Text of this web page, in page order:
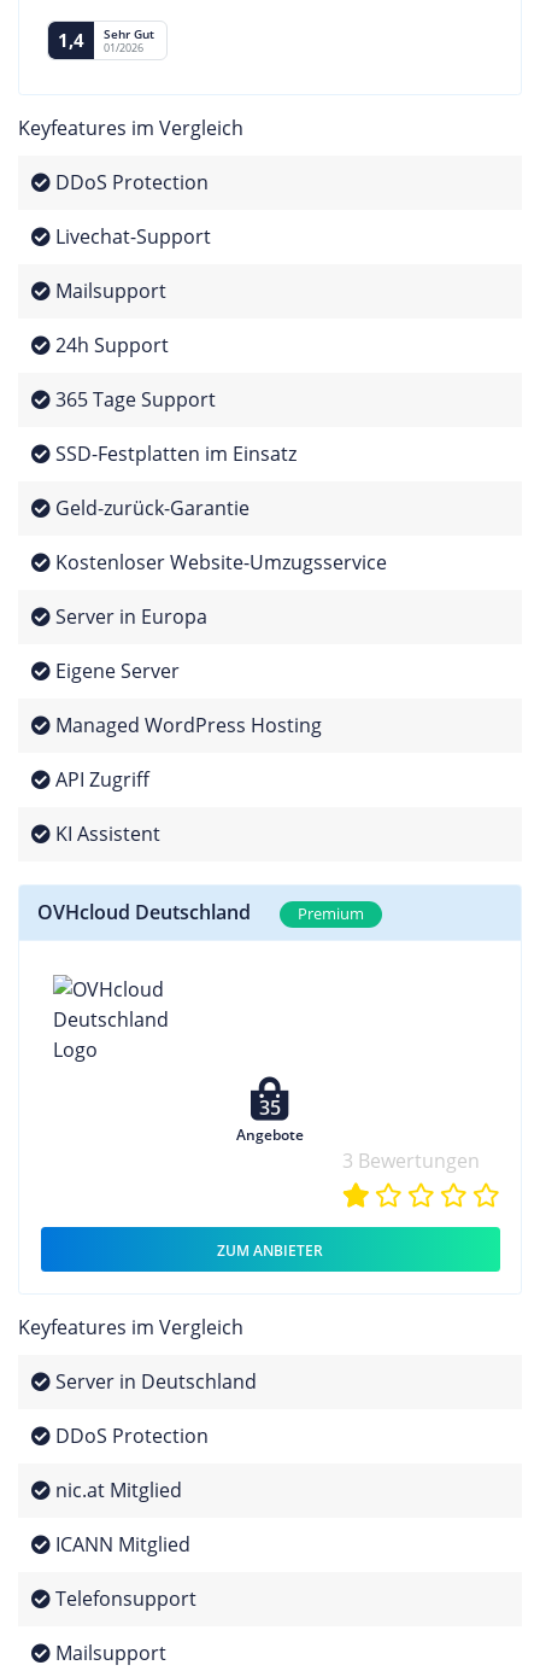
1,4 Sehr Gut
01/2026
Keyfeatures im Vergleich
DDoS Protection
Livechat-Support
Mailsupport
24h Support
365 Tage Support
SSD-Festplatten im Einsatz
Geld-zurück-Garantie
Kostenloser Website-Umzugsservice
Server in Europa
Eigene Server
Managed WordPress Hosting
API Zugriff
KI Assistent
OVHcloud Deutschland Premium
35
Angebote
3 Bewertungen
ZUM ANBIETER
Keyfeatures im Vergleich
Server in Deutschland
DDoS Protection
nic.at Mitglied
ICANN Mitglied
Telefonsupport
Mailsupport